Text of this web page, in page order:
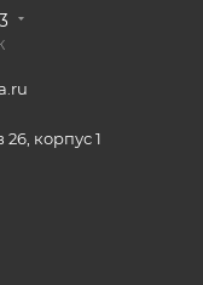
корпус 1